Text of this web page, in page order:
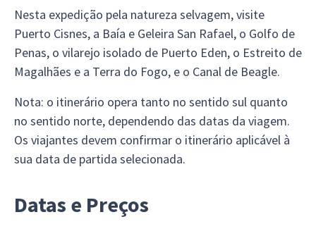
Nesta expedição pela natureza selvagem, visite
Puerto Cisnes, a Baía e Geleira San Rafael, o Golfo de
Penas, o vilarejo isolado de Puerto Eden, o Estreito de
Magalhães e a Terra do Fogo, e o Canal de Beagle.
Nota: o itinerário opera tanto no sentido sul quanto
no sentido norte, dependendo das datas da viagem.
Os viajantes devem confirmar o itinerário aplicável à
sua data de partida selecionada.
Datas e Preços